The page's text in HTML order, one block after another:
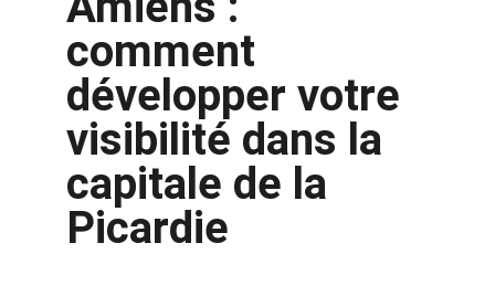
comment
développer votre
visibilité dans la
capitale de la
Picardie